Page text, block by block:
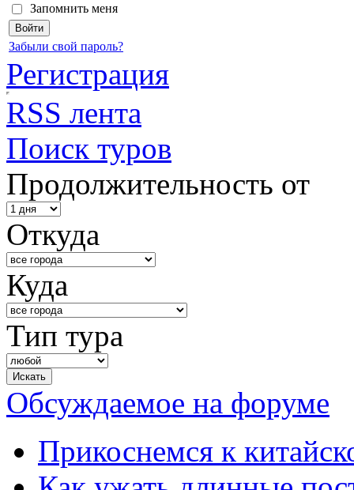
Запомнить меня
Забыли свой пароль?
Регистрация
RSS лента
Поиск туров
Продолжительность от
Откуда
Куда
Тип тура
Обсуждаемое на форуме
Прикоснемся к